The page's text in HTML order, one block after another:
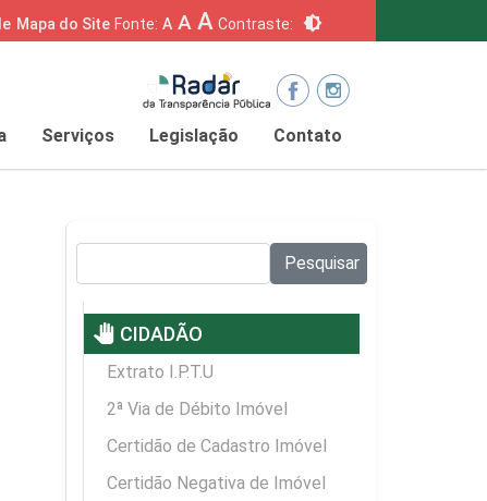
Mapa do Site Fonte: A A A Contraste: brightness_6
Serviços Legislação Contato
Pesquisar
pan_tool CIDADÃO
Extrato I.P.T.U
2ª Via de Débito Imóvel
Certidão de Cadastro Imóvel
Certidão Negativa de Imóvel